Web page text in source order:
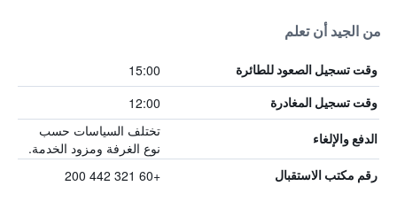
من الجيد أن تعلم
وقت تسجيل الصعود للطائرة 15:00
وقت تسجيل المغادرة 12:00
الدفع والإلغاء
تختلف السياسات حسب
نوع الغرفة ومزود الخدمة.
رقم مكتب الاستقبال +60 321 442 200